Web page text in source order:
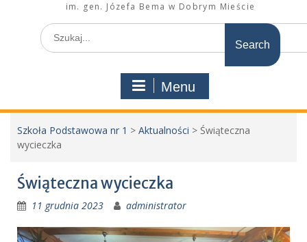
im. gen. Józefa Bema w Dobrym Mieście
Search
for:
Menu
Szkoła Podstawowa nr 1 > Aktualności > Świąteczna
wycieczka
Świąteczna wycieczka
11 grudnia 2023 administrator